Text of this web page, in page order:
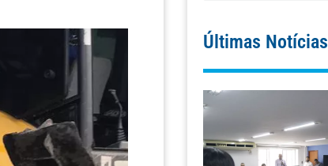
Últimas Notícias